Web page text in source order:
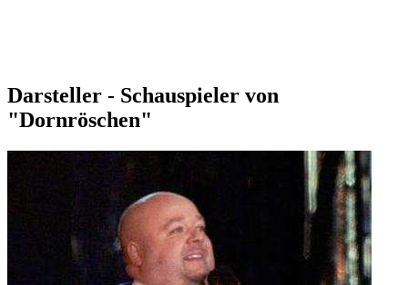
Darsteller - Schauspieler von
"Dornröschen"